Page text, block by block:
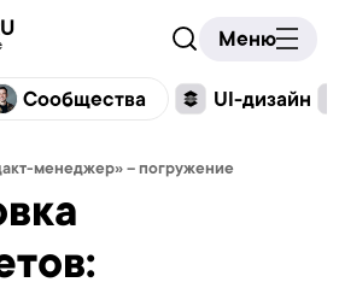
Меню
Сообщества UI-дизайн
менеджер» – погружение